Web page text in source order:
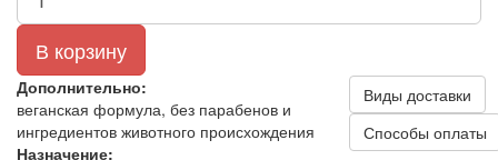
В корзину
Дополнительно:
веганская формула, без парабенов и
ингредиентов животного происхождения
Назначение:
Виды доставки
Способы оплаты